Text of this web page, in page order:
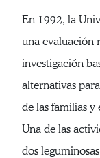
En 1992, la
una evaluación
investigación
alternativas
de las familias y
Una de las
dos